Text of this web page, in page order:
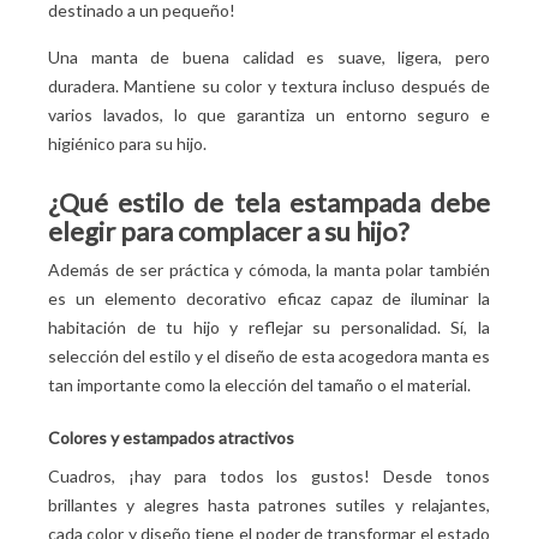
destinado a un pequeño!
Una manta de buena calidad es suave, ligera, pero
duradera. Mantiene su color y textura incluso después de
varios lavados, lo que garantiza un entorno seguro e
higiénico para su hijo.
¿Qué estilo de tela estampada debe
elegir para complacer a su hijo?
Además de ser práctica y cómoda, la manta polar también
es un elemento decorativo eficaz capaz de iluminar la
habitación de tu hijo y reflejar su personalidad. Sí, la
selección del estilo y el diseño de esta acogedora manta es
tan importante como la elección del tamaño o el material.
Colores y estampados atractivos
Cuadros, ¡hay para todos los gustos! Desde tonos
brillantes y alegres hasta patrones sutiles y relajantes,
cada color y diseño tiene el poder de transformar el estado